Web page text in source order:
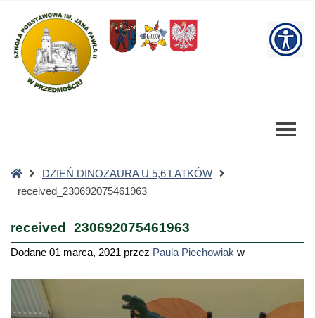
Szkoła
Podstawowa
Strona
główna
DZIEŃ DINOZAURA U 5,6 LATKÓW
received_230692075461963
received_230692075461963
Dodane 01 marca, 2021 przez Paula Piechowiak w